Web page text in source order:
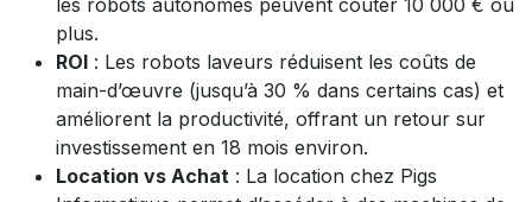
plus.
ROI : Les robots laveurs réduisent les coûts de
main-d’œuvre (jusqu’à 30 % dans certains cas) et
améliorent la productivité, offrant un retour sur
investissement en 18 mois environ.
Location vs Achat : La location chez Pigs